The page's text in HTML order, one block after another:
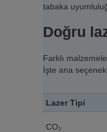
tabaka
Doğru
Farklı
İşte ana
Lazer Tipi
CO₂